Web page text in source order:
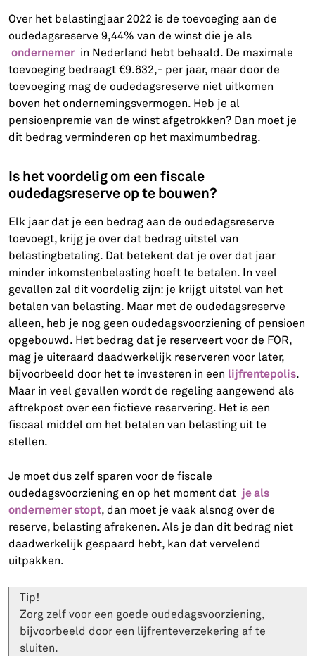
Over het belastingjaar 2022 is de toevoeging aan de
oudedagsreserve 9,44% van de winst die je als
ondernemer in Nederland hebt behaald. De maximale
toevoeging bedraagt €9.632,- per jaar, maar door de
toevoeging mag de oudedagsreserve niet uitkomen
boven het ondernemingsvermogen. Heb je al
pensioenpremie van de winst afgetrokken? Dan moet je
dit bedrag verminderen op het maximumbedrag.
Is het voordelig om een fiscale
oudedagsreserve op te bouwen?
Elk jaar dat je een bedrag aan de oudedagsreserve
toevoegt, krijg je over dat bedrag uitstel van
belastingbetaling. Dat betekent dat je over dat jaar
minder inkomstenbelasting hoeft te betalen. In veel
gevallen zal dit voordelig zijn: je krijgt uitstel van het
betalen van belasting. Maar met de oudedagsreserve
alleen, heb je nog geen oudedagsvoorziening of pensioen
opgebouwd. Het bedrag dat je reserveert voor de FOR,
mag je uiteraard daadwerkelijk reserveren voor later,
bijvoorbeeld door het te investeren in een lijfrentepolis.
Maar in veel gevallen wordt de regeling aangewend als
aftrekpost over een fictieve reservering. Het is een
fiscaal middel om het betalen van belasting uit te
stellen.
Je moet dus zelf sparen voor de fiscale
oudedagsvoorziening en op het moment dat je als
ondernemer stopt, dan moet je vaak alsnog over de
reserve, belasting afrekenen. Als je dan dit bedrag niet
daadwerkelijk gespaard hebt, kan dat vervelend
uitpakken.
Tip!
Zorg zelf voor een goede oudedagsvoorziening,
bijvoorbeeld door een lijfrenteverzekering af te
sluiten.